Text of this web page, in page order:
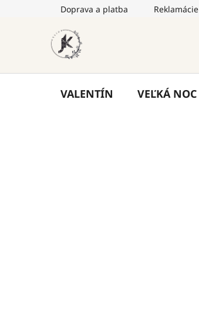
Doprava a platba Reklamácie
VALENTÍN VEĽKÁ NOC